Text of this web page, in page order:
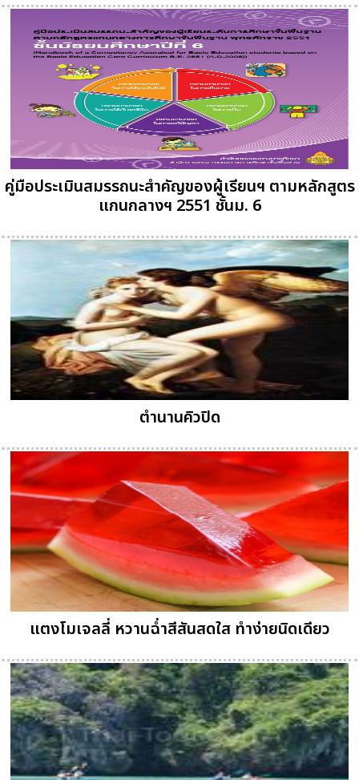
คู่มือประเมินสมรรถนะสำคัญของผู้เรียนฯ ตามหลักสูตร
แกนกลางฯ 2551 ชั้นม. 6
ตำนานคิวปิด
แตงโมเจลลี่ หวานฉ่ำสีสันสดใส ทำง่ายนิดเดียว